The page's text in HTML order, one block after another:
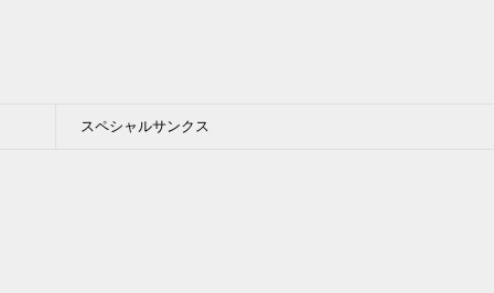
スペシャルサンクス